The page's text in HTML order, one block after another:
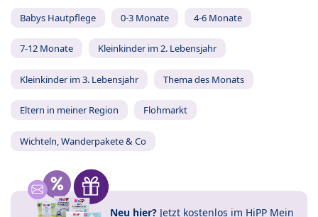
Babys Hautpflege 0-3 Monate 4-6 Monate
7-12 Monate Kleinkinder im 2. Lebensjahr
Kleinkinder im 3. Lebensjahr Thema des Monats
Eltern in meiner Region Flohmarkt
Wichteln, Wanderpakete & Co
Neu hier? Jetzt kostenlos im HiPP Mein